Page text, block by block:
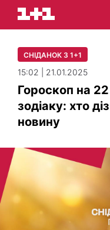
СНІДАНОК З 1+1
15:02 | 21.01.2025
Гороскоп на 22
зодіаку: хто
новину